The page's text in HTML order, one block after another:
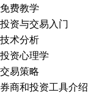
免费教学
投资与交易入门
技术分析
投资心理学
交易策略
券商和投资工具介绍